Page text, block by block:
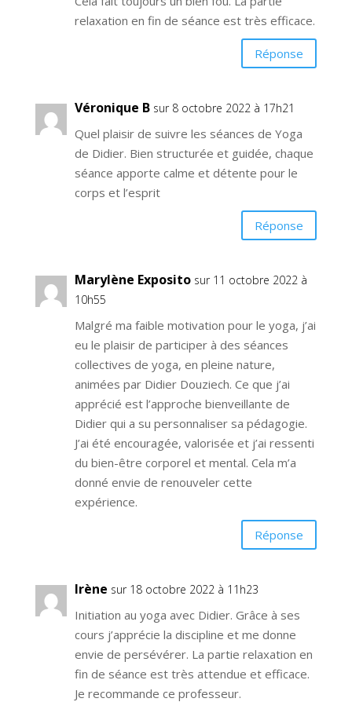
relaxation en fin de séance est très efficace.
Réponse
Véronique B sur 8 octobre 2022 à 17h21
Quel plaisir de suivre les séances de Yoga
de Didier. Bien structurée et guidée, chaque
séance apporte calme et détente pour le
corps et l’esprit
Réponse
Marylène Exposito sur 11 octobre 2022 à
10h55
Malgré ma faible motivation pour le yoga, j’ai
eu le plaisir de participer à des séances
collectives de yoga, en pleine nature,
animées par Didier Douziech. Ce que j’ai
apprécié est l’approche bienveillante de
Didier qui a su personnaliser sa pédagogie.
J’ai été encouragée, valorisée et j’ai ressenti
du bien-être corporel et mental. Cela m’a
donné envie de renouveler cette
expérience.
Réponse
Irène sur 18 octobre 2022 à 11h23
Initiation au yoga avec Didier. Grâce à ses
cours j’apprécie la discipline et me donne
envie de persévérer. La partie relaxation en
fin de séance est très attendue et efficace.
Je recommande ce professeur.